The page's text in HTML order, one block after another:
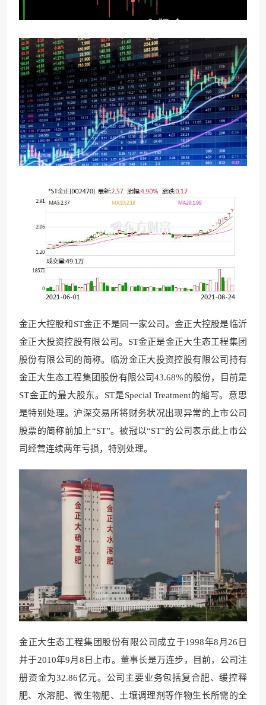
金正大控股和ST金正不是同一家公司。金正大控股是临沂
金正大投资控股有限公司。ST金正是金正大生态工程集团
股份有限公司的简称。临汾金正大投资控股有限公司持有
金正大生态工程集团股份有限公司43.68%的股份，目前是
ST金正的最大股东。ST是Special Treatment的缩写。意思
是特别处理。沪深交易所将财务状况出现异常的上市公司
股票的简称前加上“ST”。被冠以“ST”的公司表示此上市公
司经营连续两年亏损，特别处理。
金正大生态工程集团股份有限公司成立于1998年8月26日
并于2010年9月8日上市。董事长是万连步，目前，公司注
册资金为32.86亿元。公司主要业务包括复合肥、缓控释
肥、水溶肥、微生物肥、土壤调理剂等作物生长所需的全